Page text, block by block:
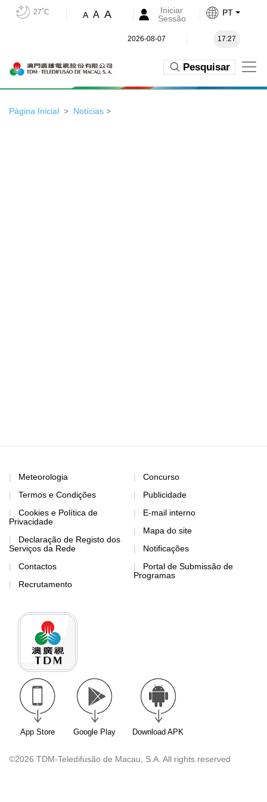
27˚C A A A
Iniciar
Sessão
PT
2026-08-07 17:27
Pesquisar
Página Inicial Notícias >
Meteorologia
Termos e Condições
Cookies e Política de
Privacidade
Declaração de Registo dos
Serviços da Rede
Contactos
Recrutamento
Concurso
Publicidade
E-mail interno
Mapa do site
Notificações
Portal de Submissão de
Programas
App Store Google Play Download APK
©2026 TDM-Teledifusão de Macau, S.A. All rights reserved